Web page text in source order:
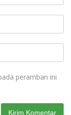
peramban ini